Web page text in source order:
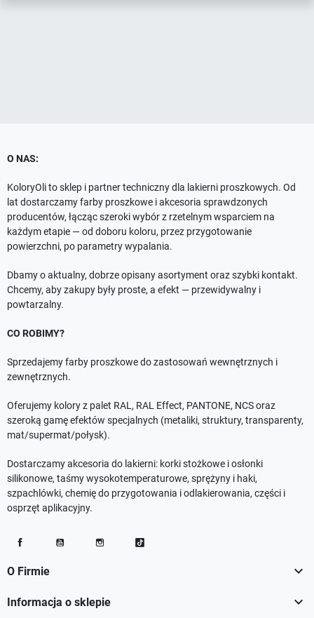
O NAS:
KoloryOli to sklep i partner techniczny dla lakierni proszkowych. Od
lat dostarczamy farby proszkowe i akcesoria sprawdzonych
producentów, łącząc szeroki wybór z rzetelnym wsparciem na
każdym etapie — od doboru koloru, przez przygotowanie
powierzchni, po parametry wypalania.
Dbamy o aktualny, dobrze opisany asortyment oraz szybki kontakt.
Chcemy, aby zakupy były proste, a efekt — przewidywalny i
powtarzalny.
CO ROBIMY?
Sprzedajemy farby proszkowe do zastosowań wewnętrznych i
zewnętrznych.
Oferujemy kolory z palet RAL, RAL Effect, PANTONE, NCS oraz
szeroką gamę efektów specjalnych (metaliki, struktury, transparenty,
mat/supermat/połysk).
Dostarczamy akcesoria do lakierni: korki stożkowe i osłonki
silikonowe, taśmy wysokotemperaturowe, sprężyny i haki,
szpachlówki, chemię do przygotowania i odlakierowania, części i
osprzęt aplikacyjny.
O Firmie 
Informacja o sklepie 